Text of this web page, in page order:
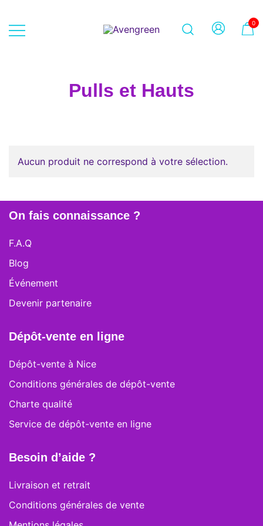
content
0
Pulls et Hauts
Aucun produit ne correspond à votre sélection.
On fais connaissance ?
F.A.Q
Blog
Événement
Devenir partenaire
Dépôt-vente en ligne
Dépôt-vente à Nice
Conditions générales de dépôt-vente
Charte qualité
Service de dépôt-vente en ligne
Besoin d’aide ?
Livraison et retrait
Conditions générales de vente